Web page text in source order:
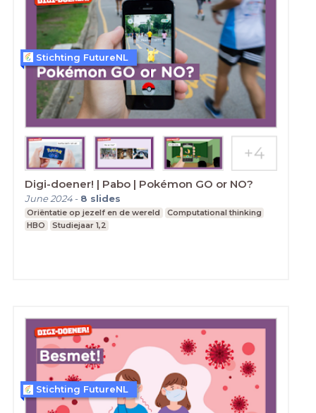
Digi-doener! | Pabo | Pokémon GO or NO?
June 2024- 8 slides
Oriëntatie op jezelf en de wereld
Computational thinking
HBO
Studiejaar 1,2
Stichting FutureNL
Stichting FutureNL